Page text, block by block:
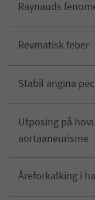
Raynauds
Revmatisk feber
Stabil angina
Utposing på
aortaaneurisme
Åreforkalking i